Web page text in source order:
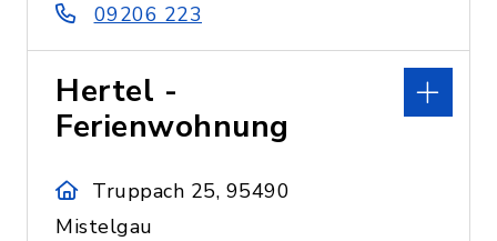
09206 223
Hertel -
Ferienwohnung
Truppach 25, 95490
Mistelgau